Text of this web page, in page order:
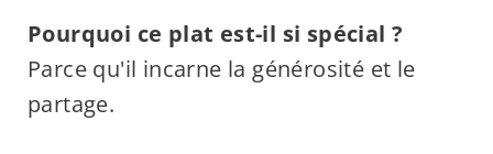
Pourquoi ce plat est-il si spécial ?
Parce qu'il incarne la générosité et le
partage.